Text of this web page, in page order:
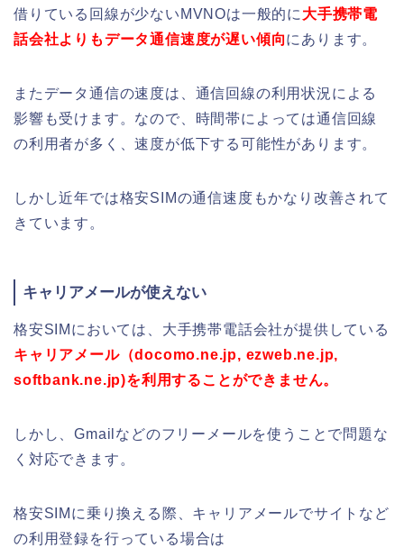
借りている回線が少ないMVNOは一般的に 大手携帯電
話会社よりもデータ通信速度が遅い傾向にあります。
またデータ通信の速度は、通信回線の利用状況による
影響も受けます。なので、時間帯によっては通信回線
の利用者が多く、速度が低下する可能性があります。
しかし近年では格安SIMの通信速度もかなり改善されて
きています。
キャリアメールが使えない
格安SIMにおいては、大手携帯電話会社が提供している
キャリアメール（docomo.ne.jp, ezweb.ne.jp,
softbank.ne.jp)を利用することができません。
しかし、Gmailなどのフリーメールを使うことで問題な
く対応できます。
格安SIMに乗り換える際、キャリアメールでサイトなど
の利用登録を行っている場合は